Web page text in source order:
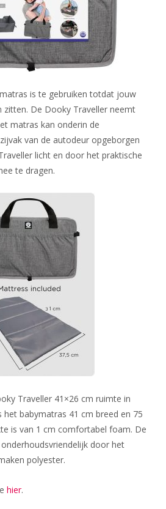
is te gebruiken totdat jouw
zitten. De Dooky Traveller neemt
matras kan onderin de
van de autodeur opgeborgen
licht en door het praktische
te dragen.
Traveller 41×26 cm ruimte in
het babymatras 41 cm breed en 75
is van 1 cm comfortabel foam. De
door het
polyester.
hier.